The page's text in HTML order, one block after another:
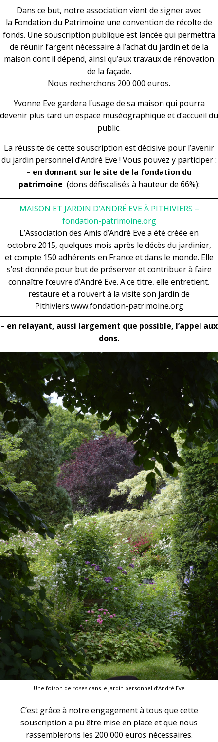
Dans ce but, notre association vient de signer avec
la Fondation du Patrimoine une convention de récolte de
fonds. Une souscription publique est lancée qui permettra
de réunir l’argent nécessaire à l’achat du jardin et de la
maison dont il dépend, ainsi qu’aux travaux de rénovation
de la façade.
Nous recherchons 200 000 euros.
Yvonne Eve gardera l’usage de sa maison qui pourra
devenir plus tard un espace muséographique et d’accueil du
public.
La réussite de cette souscription est décisive pour l’avenir
du jardin personnel d’André Eve ! Vous pouvez y participer :
– en donnant sur le site de la fondation du
patrimoine (dons défiscalisés à hauteur de 66%):
MAISON ET JARDIN D’ANDRÉ EVE À PITHIVIERS –
fondation-patrimoine.org
L’Association des Amis d’André Eve a été créée en
octobre 2015, quelques mois après le décès du jardinier,
et compte 150 adhérents en France et dans le monde. Elle
s’est donnée pour but de préserver et contribuer à faire
connaître l’œuvre d’André Eve. A ce titre, elle entretient,
restaure et a rouvert à la visite son jardin de
Pithiviers.www.fondation-patrimoine.org
– en relayant, aussi largement que possible, l’appel aux
dons.
Une foison de roses dans le jardin personnel d’André Eve
C’est grâce à notre engagement à tous que cette
souscription a pu être mise en place et que nous
rassemblerons les 200 000 euros nécessaires.